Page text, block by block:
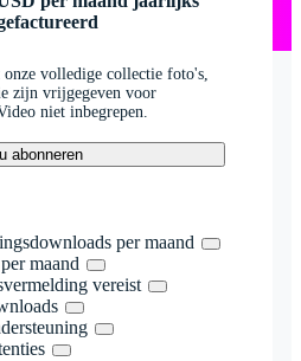
volledige collectie foto's,
zijn vrijgegeven voor
niet inbegrepen.
abonneren
per maand
maand
vereist